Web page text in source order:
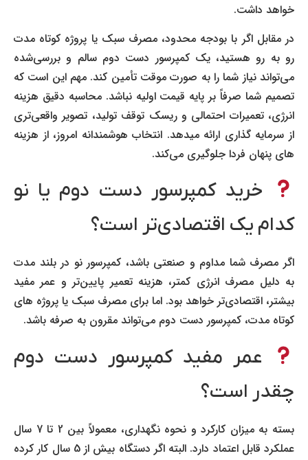
خواهد داشت.
در مقابل اگر با بودجه محدود، مصرف سبک یا پروژه کوتاه مدت
رو به رو هستید، یک کمپرسور دست دوم سالم و بررسی‌شده
می‌تواند نیاز شما را به صورت موقت تأمین کند. مهم این است که
تصمیم شما صرفاً بر پایه قیمت اولیه نباشد. محاسبه دقیق هزینه
انرژی، تعمیرات احتمالی و ریسک توقف تولید، تصویر واقعی‌تری
از سرمایه گذاری ارائه میدهد. انتخاب هوشمندانه امروز، از هزینه
های پنهان فردا جلوگیری می‌کند.
خرید کمپرسور دست دوم یا نو
کدام یک اقتصادی‌تر است؟
اگر مصرف شما مداوم و صنعتی باشد، کمپرسور نو در بلند مدت
به دلیل مصرف انرژی کمتر، هزینه تعمیر پایین‌تر و عمر مفید
بیشتر، اقتصادی‌تر خواهد بود. اما برای مصرف سبک یا پروژه های
کوتاه مدت، کمپرسور دست دوم می‌تواند مقرون به صرفه باشد.
عمر مفید کمپرسور دست دوم
چقدر است؟
بسته به میزان کارکرد و نحوه نگهداری، معمولاً بین 2 تا 7 سال
عملکرد قابل اعتماد دارد. البته اگر دستگاه بیش از 5 سال کار کرده